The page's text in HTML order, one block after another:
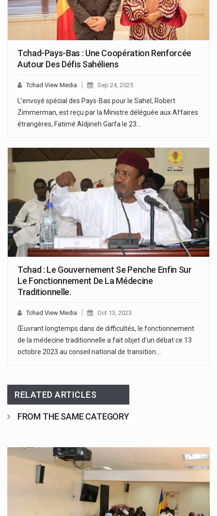
Tchad-Pays-Bas : Une Coopération Renforcée
Autour Des Défis Sahéliens
Tchad View Media Sep 24, 2025
L’envoyé spécial des Pays-Bas pour le Sahel, Robert
Zimmerman, est reçu par la Ministre déléguée aux Affaires
étrangères, Fatimé Aldjineh Garfa le 23…
Tchad : Le Gouvernement Se Penche Enfin Sur
Le Fonctionnement De La Médecine
Traditionnelle.
Tchad View Media Oct 13, 2023
Œuvrant longtemps dans de difficultés, le fonctionnement
de la médecine traditionnelle a fait objet d’un débat ce 13
octobre 2023 au conseil national de transition.…
RELATED ARTICLES
FROM THE SAME CATEGORY